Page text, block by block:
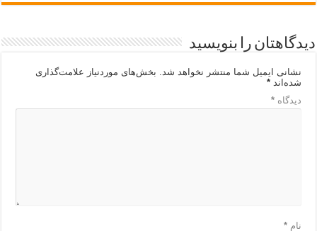
دیدگاهتان را بنویسید
نشانی ایمیل شما منتشر نخواهد شد. بخش‌های موردنیاز علامت‌گذاری
شده‌اند*
دیدگاه*
نام*